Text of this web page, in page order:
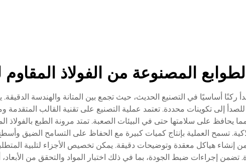
المصنوعة من الفولاذ المقاوم
ركنًا أساسيًا في التصنيع الحديث، حيث تجمع بين المتانة والهندسة
إلى تكوينات محددة. تعتمد عملية التصنيع على تقنية القالب
مما يحافظ على سلامتها حتى في البيئات الصعبة. تمتد مرونة الطبع
تسمح العملية بإنتاج كميات كبيرة مع الحفاظ على التسامح الضيق
إنشاء هياكل معقدة وتوضيحات دقيقة. يمكن تخصيص الأجزاء لتلبية
تضمن إجراءات ضبط الجودة، بما في ذلك اختبار المواد والتحقق من